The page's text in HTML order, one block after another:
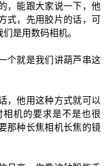
，能跟大家说一下，他
式，先用胶片的话，可
是用数码相机。
个就是我们讲葫芦串这
，他用这种方式就可以
机的要求是不是也很
那种长焦相机长焦的镜